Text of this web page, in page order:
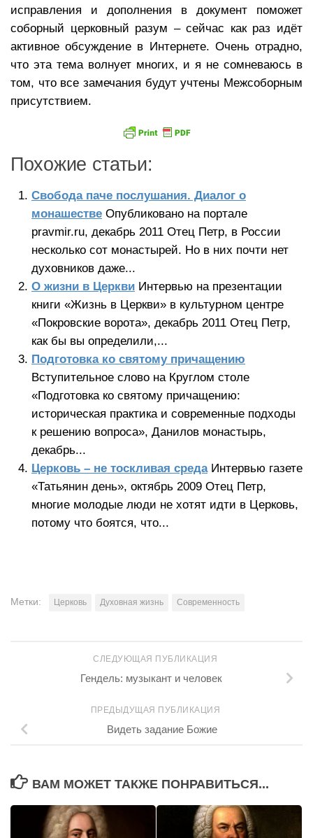
исправления и дополнения в документ поможет
соборный церковный разум – сейчас как раз идёт
активное обсуждение в Интернете. Очень отрадно,
что эта тема волнует многих, и я не сомневаюсь в
том, что все замечания будут учтены Межсоборным
присутствием.
Похожие статьи:
Свобода паче послушания. Диалог о
монашестве Опубликовано на портале
pravmir.ru, декабрь 2011 Отец Петр, в России
несколько сот монастырей. Но в них почти нет
духовников даже...
О жизни в Церкви Интервью на презентации
книги «Жизнь в Церкви» в культурном центре
«Покровские ворота», декабрь 2011 Отец Петр,
как бы вы определили,...
Подготовка ко святому причащению
Вступительное слово на Круглом столе
«Подготовка ко святому причащению:
историческая практика и современные подходы
к решению вопроса», Данилов монастырь,
декабрь...
Церковь – не тоскливая среда Интервью газете
«Татьянин день», октябрь 2009 Отец Петр,
многие молодые люди не хотят идти в Церковь,
потому что боятся, что...
Метки: Церковь Духовная жизнь Современность
СЛЕДУЮЩАЯ ПУБЛИКАЦИЯ
Гендель: музыкант и человек
ПРЕДЫДУЩАЯ ПУБЛИКАЦИЯ
Видеть задание Божие
ВАМ МОЖЕТ ТАКЖЕ ПОНРАВИТЬСЯ...